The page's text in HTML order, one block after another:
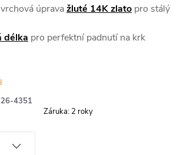
4351
úpravažluté 14K zlato pro stálý
délka pro perfektní padnutí na krk
Záruka: 2 roky